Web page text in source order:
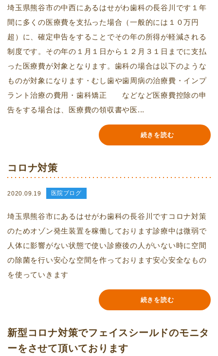
埼玉県熊谷市の中西にあるはせがわ歯科の長谷川です１年
間に多くの医療費を支払った場合（一般的には１０万円
超）に、確定申告をすることでその年の所得が軽減される
制度です。その年の１月１日から１２月３１日までに支払
った医療費が対象となります。歯科の場合は以下のような
ものが対象になります・むし歯や歯周病の治療費・インプ
ラント治療の費用・歯科矯正 などなど医療費控除の申
告をする場合は、医療費の領収書や医...
続きを読む
コロナ対策
2020.09.19 医院ブログ
埼玉県熊谷市にあるはせがわ歯科の長谷川ですコロナ対策
のためオゾン発生装置を稼働しております診療中は微弱で
人体に影響がない状態で使い診療後の人がいない時に空間
の除菌を行い安心な空間を作っております安心安全なもの
を使っていきます
続きを読む
新型コロナ対策でフェイスシールドのモニタ
ーをさせて頂いております